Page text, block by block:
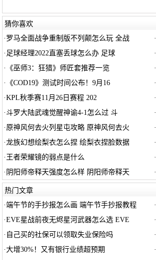
猜你喜欢
· 罗马全面战争重制版不列颠怎么玩 全战 ·
· 足球经理2022直塞丢球怎么办 足球 ·
· 《巫师3：狂猎》师匠套推荐一览 ·
· 《COD19》测试时间公布！9月16 ·
·KPL秋季赛11月26日赛程 202 ·
·斗罗大陆武魂觉醒神谕4-1怎么过 斗 ·
· 原神风何去火列星屯攻略 原神风何去火 ·
·龙族幻想绘梨衣怎么捏 绘梨衣捏脸数据 ·
· 王者荣耀镜的弱点是什么 ·
· 阴阳师帝释天强度怎么样 阴阳师帝释天 ·
热门文章
·端午节的手抄报怎么画 端午节手抄报教程 ·
·EVE星战前夜无烬星河武器怎么选 EVE ·
· 自己买的社保可以领取失业保险吗 ·
·大增30%！又有银行业绩超预期 ·